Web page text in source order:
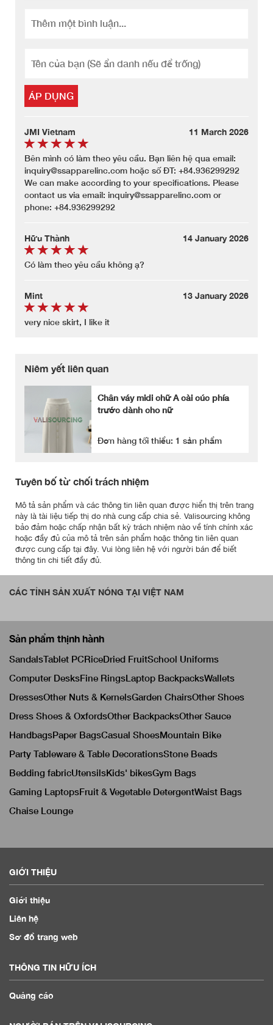
ÁP DỤNG
JMI Vietnam 11 March 2026
Bên mình có làm theo yêu cầu. Bạn liên hệ qua email:
inquiry@ssapparelinc.com hoặc số ĐT: +84.936299292
We can make according to your specifications. Please
contact us via email: inquiry@ssapparelinc.com or
phone: +84.936299292
Hữu Thành 14 January 2026
Có làm theo yêu cầu không ạ?
Mint 13 January 2026
very nice skirt, I like it
Niêm yết liên quan
Chân váy midi chữ A cài cúc phía
trước dành cho nữ
Đơn hàng tối thiểu: 1 sản phẩm
Tuyên bố từ chối trách nhiệm
Mô tả sản phẩm và các thông tin liên quan được hiển thị trên trang
này là tài liệu tiếp thị do nhà cung cấp chia sẻ. Valisourcing không
bảo đảm hoặc chấp nhận bất kỳ trách nhiệm nào về tính chính xác
hoặc đầy đủ của mô tả trên sản phẩm hoặc thông tin liên quan
được cung cấp tại đây. Vui lòng liên hệ với người bán để biết
thông tin chi tiết đầy đủ.
CÁC TỈNH SẢN XUẤT NÓNG TẠI VIỆT NAM
Sản phẩm thịnh hành
SandalsTablet PCRiceDried FruitSchool Uniforms
Computer DesksFine RingsLaptop BackpacksWallets
DressesOther Nuts & KernelsGarden ChairsOther Shoes
Dress Shoes & OxfordsOther BackpacksOther Sauce
HandbagsPaper BagsCasual ShoesMountain Bike
Party Tableware & Table DecorationsStone Beads
Bedding fabricUtensilsKids' bikesGym Bags
Gaming LaptopsFruit & Vegetable DetergentWaist Bags
Chaise Lounge
GIỚI THIỆU
Giới thiệu
Liên hệ
Sơ đồ trang web
THÔNG TIN HỮU ÍCH
Quảng cáo